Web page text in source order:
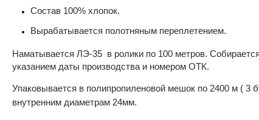
Состав 100% хлопок.
Вырабатывается полотняным переплетением.
Наматывается ЛЭ-35 в ролики по 100 метров.
указанием даты производства и номером ОТК.
Упаковывается в полипропиленовой мешок по 2400 м ( 3
внутренним диаметрам 24мм.